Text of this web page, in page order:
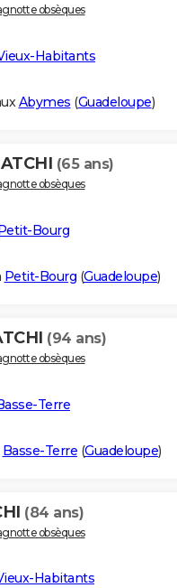
obsèques
Habitants
Abymes (Guadeloupe)
(65 ans)
obsèques
Bourg
Petit-Bourg (Guadeloupe)
(94 ans)
obsèques
Terre
Basse-Terre (Guadeloupe)
(84 ans)
obsèques
Habitants